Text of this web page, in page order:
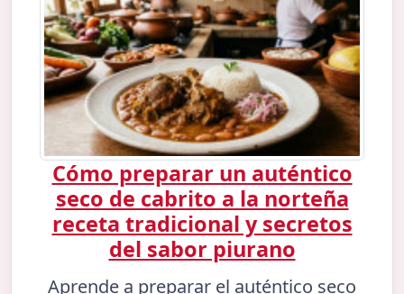
Cómo preparar un auténtico
seco de cabrito a la norteña
receta tradicional y secretos
del sabor piurano
Aprende a preparar el auténtico seco